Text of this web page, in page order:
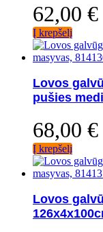
62,00 €
Į krepšelį
Lovos
pušies
68,00 €
Į krepšelį
Lovos